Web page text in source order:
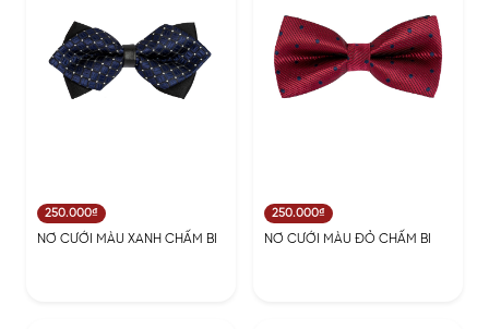
250.000₫
NƠ CƯỚI MÀU XANH CHẤM BI
250.000₫
NƠ CƯỚI MÀU ĐỎ CHẤM BI